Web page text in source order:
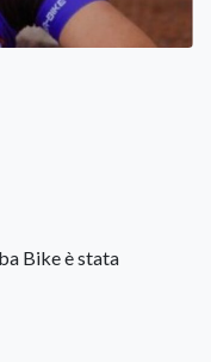
Bike è stata